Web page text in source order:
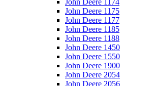
John Deere 1174
John Deere 1175
John Deere 1177
John Deere 1185
John Deere 1188
John Deere 1450
John Deere 1550
John Deere 1900
John Deere 2054
John Deere 2056